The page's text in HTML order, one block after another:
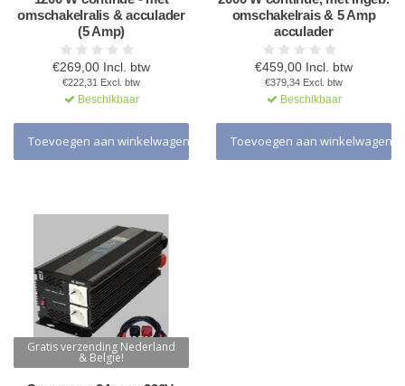
omschakelralis & acculader
(5 Amp)
€269,00 Incl. btw
€222,31 Excl. btw
Beschikbaar
Toevoegen aan winkelwagen
omschakelrais & 5 Amp
acculader
€459,00 Incl. btw
€379,34 Excl. btw
Beschikbaar
Toevoegen aan winkelwagen
Gratis verzending Nederland
& Belgie!